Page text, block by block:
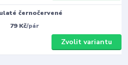
černočervené
79 Kč/pár
Zvolit variantu